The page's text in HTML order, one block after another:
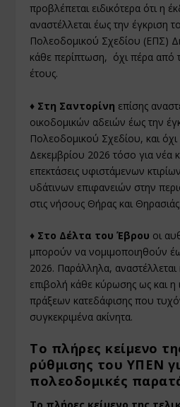
προβλέπεται ειδικότερα ότι η
αναστέλλεται έως την έγκριση
Πολεοδομικού Σχεδίου (ΕΠΣ)
κάθε περίπτωση, όχι πέρα από
έτους.
♦ Στη Σαντορίνη επίσης
οικοδομικών αδειών έως την
Πολεοδομικού Σχεδίου, και
Δεκεμβρίου 2026 τόσο για νέα
επεκτάσεις υφιστάμενων
υδάτινων επιφανειών στην
στις νήσους Θήρας και Θηρασιάς.
♦ Στο Δέλτα του Έβρου οι
μπορούν να νομιμοποιηθούν
2026. Παράλληλα, αναστέλλεται
επιβολή κάθε κύρωσης ως και η
πράξεων κατεδάφισης που
συγκεκριμένα ακίνητα.
Το πλήρες κείμενο
ρύθμισης του ΥΠΕΝ
πολεοδομικές